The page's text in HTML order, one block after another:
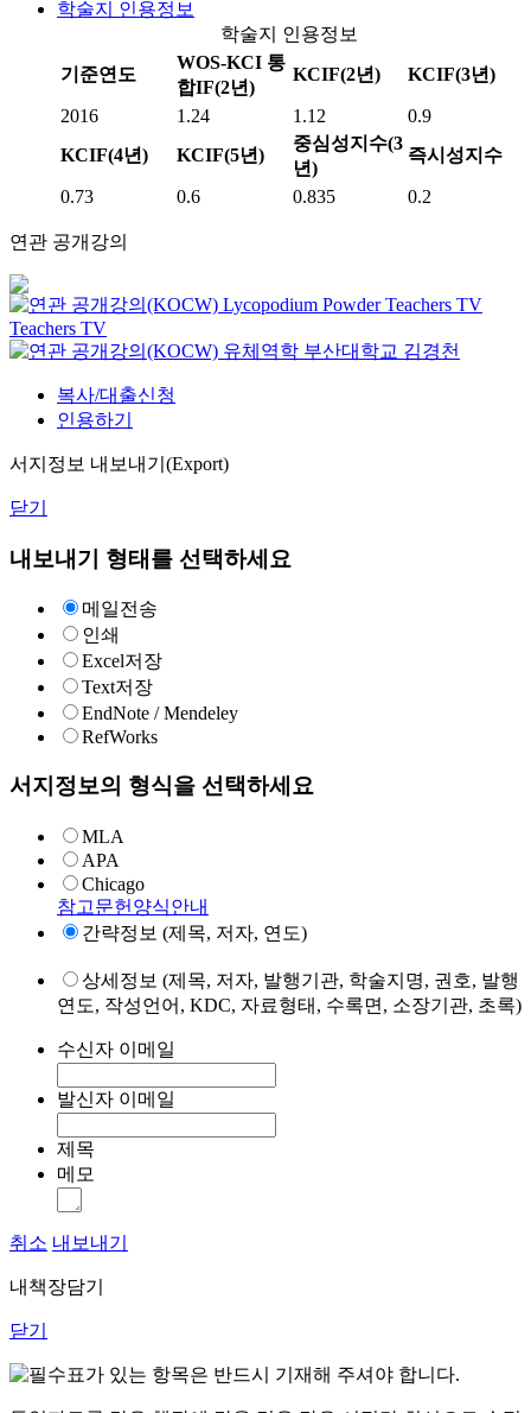
학술지 인용정보
학술지 인용정보
기준연도
WOS-KCI 통
합IF(2년)
KCIF(2년) KCIF(3년)
2016 1.24 1.12
0.9
KCIF(4년)
KCIF(5년)
중심성지수(3
년)
즉시성지수
0.73 0.6 0.835 0.2
연관 공개강의
Lycopodium Powder Teachers TV
Teachers TV
유체역학 부산대학교 김경천
복사/대출신청
인용하기
서지정보 내보내기(Export)
닫기
내보내기 형태를 선택하세요
메일전송
인쇄
Excel저장
Text저장
EndNote / Mendeley
RefWorks
서지정보의 형식을 선택하세요
MLA
APA
Chicago
참고문헌양식안내
간략정보 (제목, 저자, 연도)
상세정보 (제목, 저자, 발행기관, 학술지명, 권호, 발행
연도, 작성언어, KDC, 자료형태, 수록면, 소장기관, 초록)
수신자 이메일
발신자 이메일
제목
메모
취소 내보내기
내책장담기
닫기
표가 있는 항목은 반드시 기재해 주셔야 합니다.